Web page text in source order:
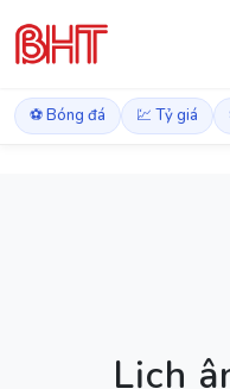
⚽ Bóng đá 💹 Tỷ giá
Lịch